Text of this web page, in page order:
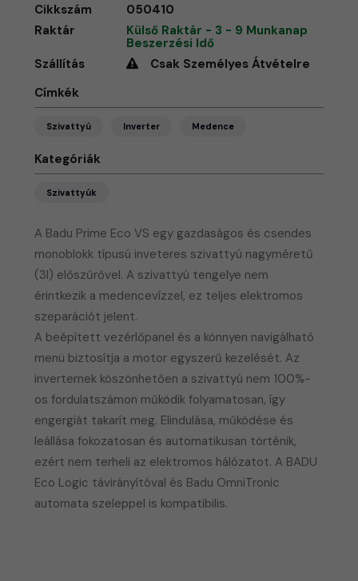
A Badu Prime Eco VS egy gazdaságos és csendes
monoblokk típusú inveteres szivattyú nagyméretű
(3l) előszűrővel. A szivattyú tengelye nem
érintkezik a medencevízzel, ez teljes elektromos
szeparációt jelent.
A beépített vezérlőpanel és a könnyen navigálható
menü biztosítja a motor egyszerű kezelését. Az
inverternek köszönhetően a szivattyú nem 100%-
os fordulatszámon működik folyamatosan, így
engergiát takarít meg. Elindulása, működése és
leállása fokozatosan és automatikusan történik,
ezért nem terheli az elektromos hálózatot. A BADU
Eco Logic távirányítóval és Badu OmniTronic
automata szeleppel is kompatibilis.
Cikkszám
050410
Raktár
Külső Raktár - 3 - 9 Munkanap
Beszerzési Idő
Szállítás
Csak Személyes Átvételre
Címkék
Szivattyú Inverter Medence
Kategóriák
Szivattyúk